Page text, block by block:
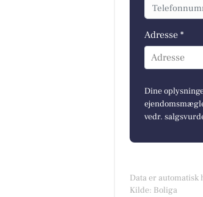
Adresse *
Adresse
Dine
vedr.
Data er
Kilde: Boliga